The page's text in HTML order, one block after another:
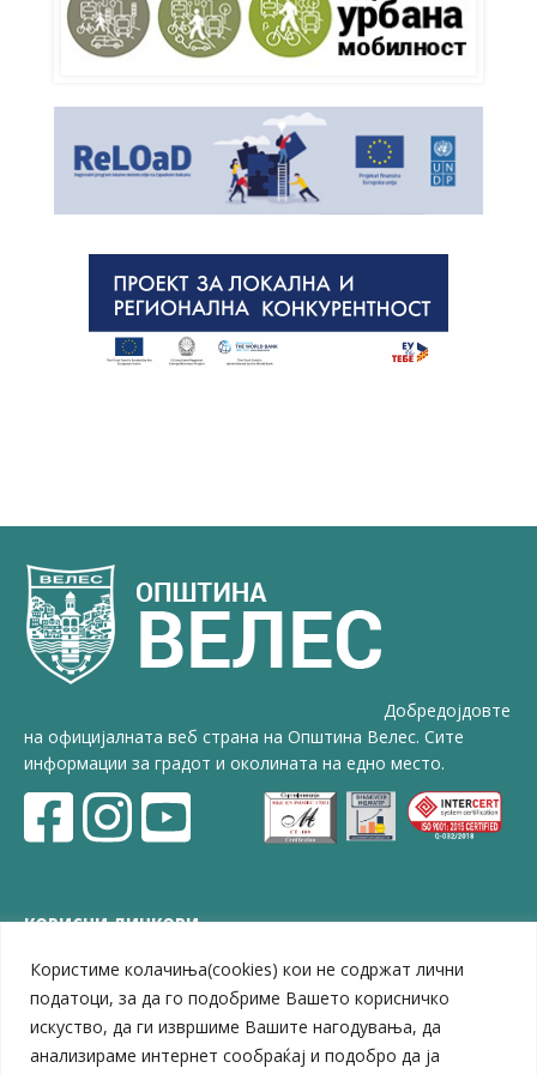
Користиме колачиња(cookies) кои не содржат лични
податоци, за да го подобриме Вашето корисничко
искуство, да ги извршиме Вашите нагодувања, да
анализираме интернет сообраќај и подобро да ја
Добредојдовте
на официјалната веб страна на Општина Велес. Сите
информации за градот и околината на едно место.
КОРИСНИ ЛИНКОВИ
ЗЕЛС – Заедница на единиците на локална самоуправа
Центар за развој на Вардарски плански регион
Јавно комунално претпријатие „Дервен“
ЈПССО „Парк – спорт и паркинзи“